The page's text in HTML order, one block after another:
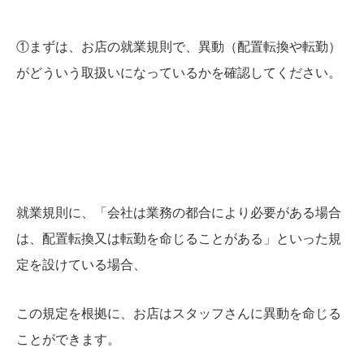
①まずは、お店の就業規則で、異動（配置転換や転勤）
がどういう取扱いになっているかを確認してください。
就業規則に、「会社は業務の都合により必要がある場合
は、配置転換又は転勤を命じることがある」といった規
定を設けている場合、
この規定を根拠に、お店はスタッフさんに異動を命じる
ことができます。